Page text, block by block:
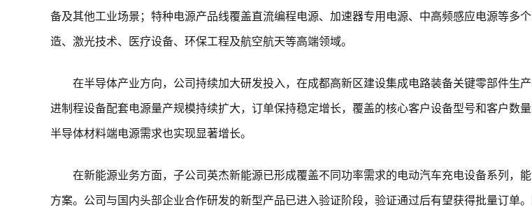
备及其他工业场景；特种电源产品线覆盖直流编程电源、加速器专用电源、中高频感应电源等多
造、激光技术、医疗设备、环保工程及航空航天等高端领域。
在半导体产业方向，公司持续加大研发投入，在成都高新区建设集成电路装备关键零部件生
进制程设备配套电源量产规模持续扩大，订单保持稳定增长，覆盖的核心客户设备型号和客户数量
半导体材料端电源需求也实现显著增长。
在新能源业务方面，子公司英杰新能源已形成覆盖不同功率需求的电动汽车充电设备系列，
方案。公司与国内头部企业合作研发的新型产品已进入验证阶段，验证通过后有望获得批量订单